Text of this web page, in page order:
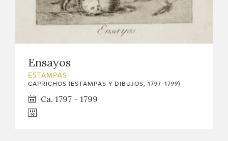
Ensayos
ESTAMPAS
CAPRICHOS (ESTAMPAS Y DIBUJOS, 1797-1799)
Ca. 1797 - 1799